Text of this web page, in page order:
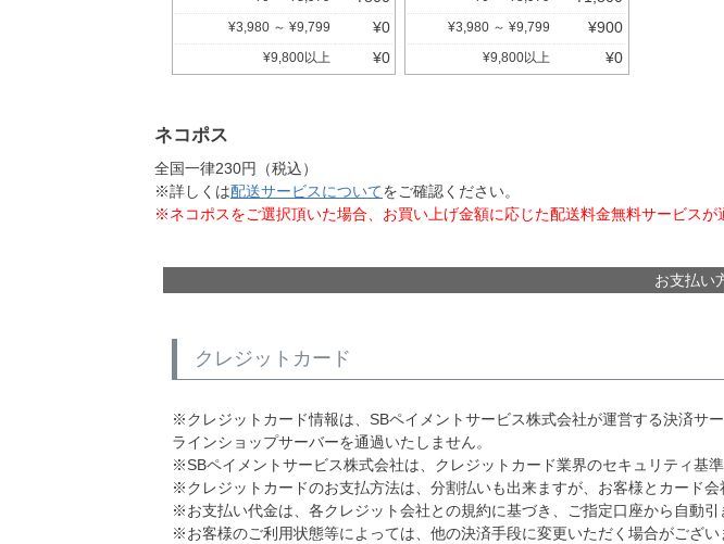
¥3,980 ～ ¥9,799 ¥0
¥9,800以上 ¥0
¥3,980 ～ ¥9,799 ¥900
¥9,800以上 ¥0
ネコポス
全国一律230円（税込）
※詳しくは配送サービスについてをご確認ください。
※ネコポスをご選択頂いた場合、お買い上げ金額に応じた配送料金無料サービスが
お支払い
クレジットカード
※クレジットカード情報は、SBペイメントサービス株式会社が運営する決済サ
ラインショップサーバーを通過いたしません。
※SBペイメントサービス株式会社は、クレジットカード業界のセキュリティ基
※クレジットカードのお支払方法は、分割払いも出来ますが、お客様とカード
※お支払い代金は、各クレジット会社との規約に基づき、ご指定口座から自動引
※お客様のご利用状態等によっては、他の決済手段に変更いただく場合がござい